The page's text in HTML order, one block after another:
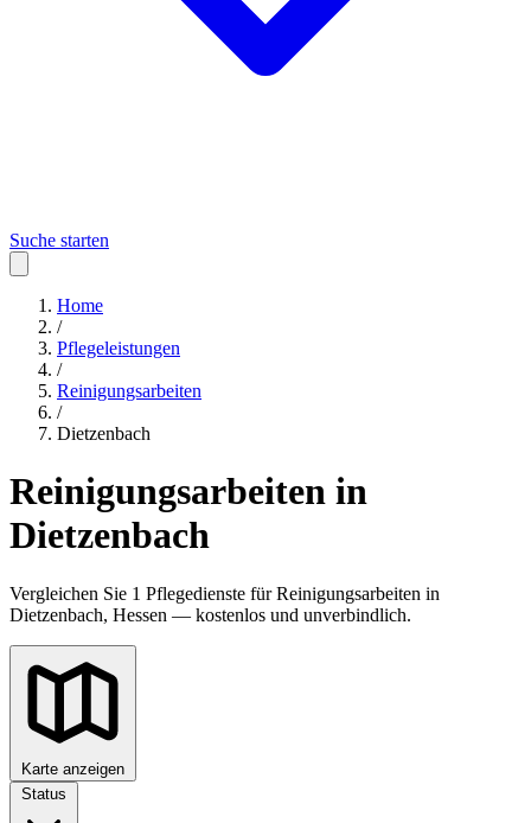
Suche starten
Home
/
Pflegeleistungen
/
Reinigungsarbeiten
/
Dietzenbach
Reinigungsarbeiten in
Dietzenbach
Vergleichen Sie 1 Pflegedienste für Reinigungsarbeiten in
Dietzenbach, Hessen — kostenlos und unverbindlich.
Karte anzeigen
Status